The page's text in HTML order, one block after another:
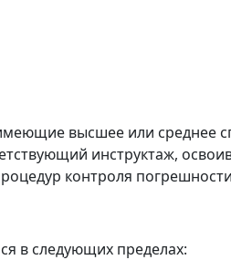
высшее или среднее
инструктаж,
контроля
в следующих пределах: